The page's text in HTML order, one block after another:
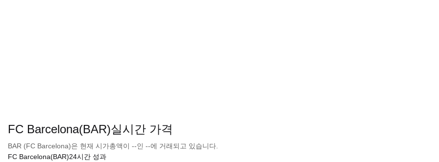
FC Barcelona(BAR)실시간 가격
BAR (FC Barcelona)은 현재 시가총액이 --인 --에 거래되고 있습니다.
FC Barcelona(BAR)24시간 성과